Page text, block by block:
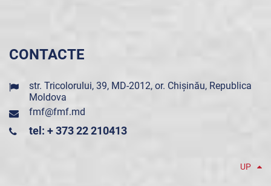
CONTACTE
str. Tricolorului, 39, MD-2012, or. Chișinău, Republica
Moldova
fmf@fmf.md
tel: + 373 22 210413
UP